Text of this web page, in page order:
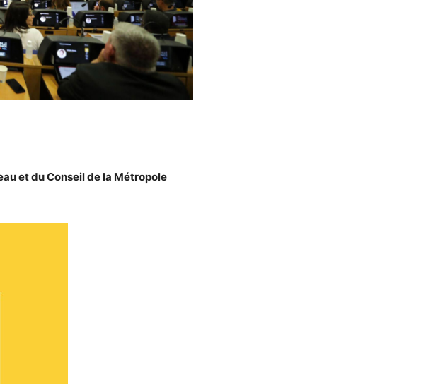
et du Conseil de la Métropole